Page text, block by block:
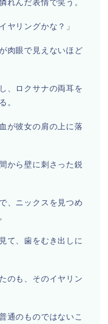
れんだ表情で笑う。
ヤリングかな？」
肉眼で見えないほど
、ロクサナの両耳を
。
が彼女の肩の上に落
から壁に刺さった鋭
、ニックスを見つめ
て、歯をむき出しに
のも、そのイヤリン
通のものではないこ